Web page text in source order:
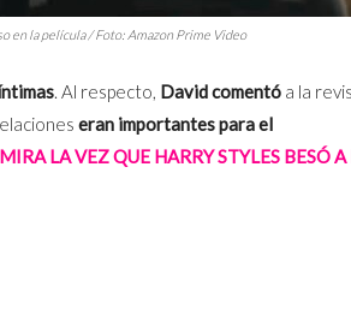
en la película / Foto: Amazon Prime Video
. Al respecto, David comentó a la
eran importantes para el
MIRA LA VEZ QUE HARRY STYLES BESÓ